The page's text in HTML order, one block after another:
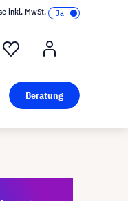
inkl. MwSt.
Beratung